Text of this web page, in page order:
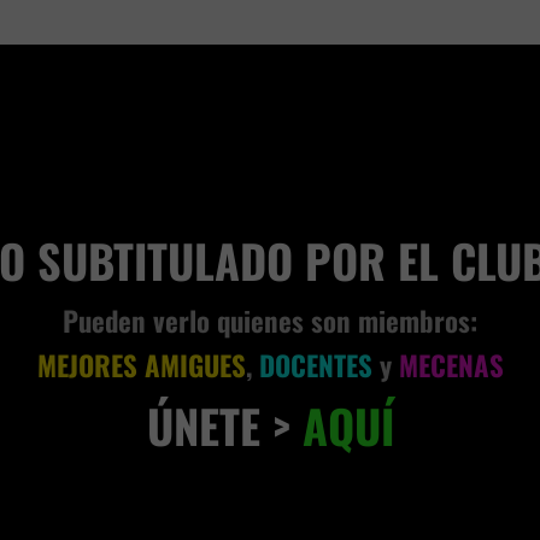
TERRENAL
SUBTITULADO POR EL
Pueden verlo quienes son miembros:
MEJORES AMIGUES, DOCENTES y MECENAS
ÚNETE > AQUÍ